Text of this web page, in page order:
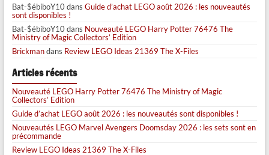
Bat-$ébiboY10dans Guide d’achat LEGO août 2026 : les nouveautés
sont disponibles !
Bat-$ébiboY10dans Nouveauté LEGO Harry Potter 76476 The
Ministry of Magic Collectors’ Edition
Brickmandans Review LEGO Ideas 21369 The X-Files
Articles récents
Nouveauté LEGO Harry Potter 76476 The Ministry of Magic
Collectors’ Edition
Guide d’achat LEGO août 2026 : les nouveautés sont disponibles !
Nouveautés LEGO Marvel Avengers Doomsday 2026 : les sets sont en
précommande
Review LEGO Ideas 21369 The X-Files